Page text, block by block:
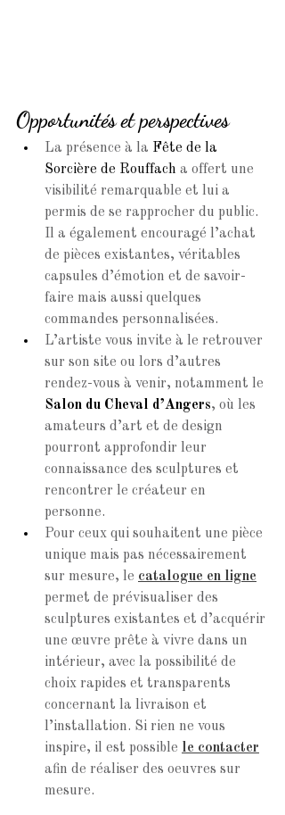
Opportunités et perspectives
La présence à la Fête de la
Sorcière de Rouffach a offert une
visibilité remarquable et lui a
permis de se rapprocher du public.
Il a également encouragé l’achat
de pièces existantes, véritables
capsules d’émotion et de savoir-
faire mais aussi quelques
commandes personnalisées.
L’artiste vous invite à le retrouver
sur son site ou lors d’autres
rendez-vous à venir, notamment le
Salon du Cheval d’Angers, où les
amateurs d’art et de design
pourront approfondir leur
connaissance des sculptures et
rencontrer le créateur en
personne.
Pour ceux qui souhaitent une pièce
unique mais pas nécessairement
sur mesure, le catalogue en ligne
permet de prévisualiser des
sculptures existantes et d’acquérir
une œuvre prête à vivre dans un
intérieur, avec la possibilité de
choix rapides et transparents
concernant la livraison et
l’installation. Si rien ne vous
inspire, il est possible le contacter
afin de réaliser des oeuvres sur
mesure.